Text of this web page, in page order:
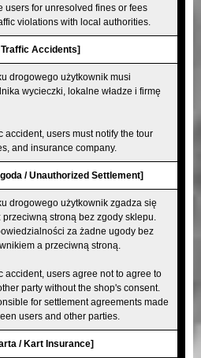
users for unresolved fines or fees
violations with local authorities.
Accidents]
drogowego użytkownik musi
wycieczki, lokalne władze i firmę
accident, users must notify the tour
and insurance company.
/ Unauthorized Settlement]
drogowego użytkownik zgadza się
stroną bez zgody sklepu.
za żadne ugody bez
a przeciwną stroną.
accident, users agree not to agree to
party without the shop's consent.
for settlement agreements made
users and other parties.
/ Kart Insurance]